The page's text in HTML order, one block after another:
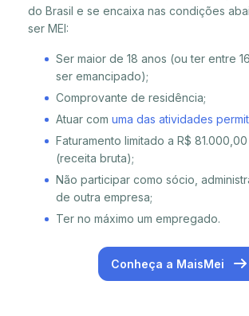
do Brasil e se encaixa nas condições
ser MEI:
Ser maior de 18 anos (ou ter entre
ser emancipado);
Comprovante de residência;
Atuar com uma das atividades
Faturamento limitado a R$
(receita bruta);
Não participar como sócio,
de outra empresa;
Ter no máximo um empregado.
Conheça a MaisMei